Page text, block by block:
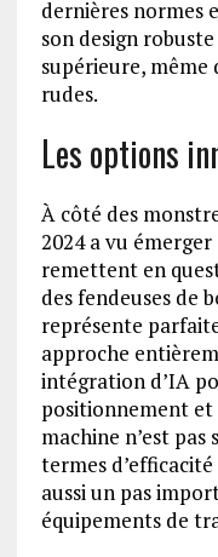
dernières normes
son design
supérieure, même
rudes.
Les options
À côté des
2024 a vu
remettent en
des fendeuses de
représente
approche
intégration d’IA
positionnement et
machine n’est
termes
aussi un pas
équipements de